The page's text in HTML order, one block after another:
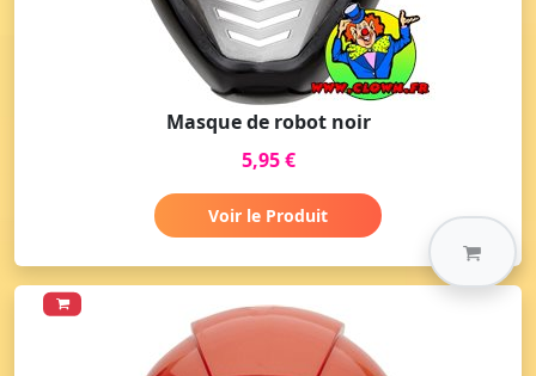
Masque de robot noir
5,95 €
Voir le Produit